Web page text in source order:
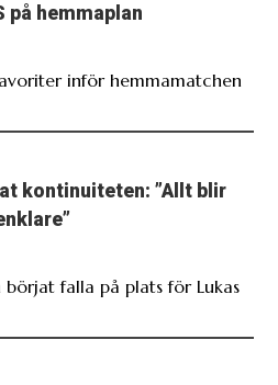
på hemmaplan
inför hemmamatchen
kontinuiteten: ”Allt blir
börjat falla på plats för Lukas